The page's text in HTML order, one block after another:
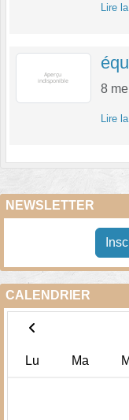
Lire
8
Lire
NEWSLETTER
CALENDRIER
Lu Ma